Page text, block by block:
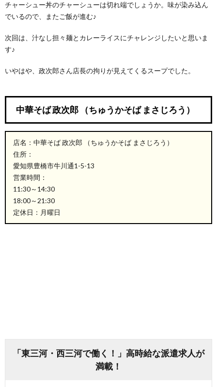
チャーシュー丼のチャーシューは切れ端でしょうか。味が染み込ん
でいるので、またご飯が進む♪
次回は、汁なし担々麺とカレーライスにチャレンジしたいと思いま
す♪
いやはや、政次郎さん店長の拘りが見えてくるスープでした。
中華そば 政次郎 （ちゅうかそば まさじろう）
店名：中華そば 政次郎 （ちゅうかそば まさじろう）
住所：
愛知県豊橋市牛川通1-5-13
営業時間：
11:30～14:30
18:00～21:30
定休日：月曜日
「東三河・西三河で働く！」高時給な派遣求人が
満載！